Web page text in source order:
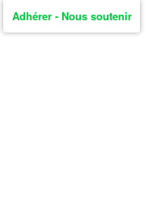
Adhérer - Nous soutenir